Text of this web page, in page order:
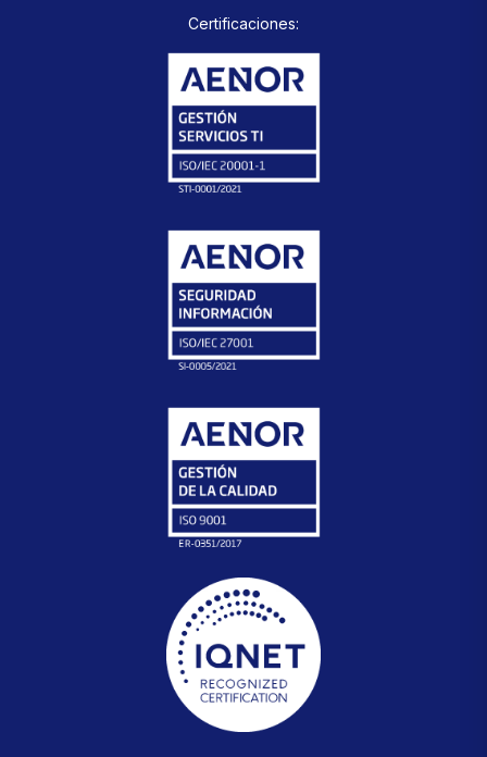
Certificaciones: